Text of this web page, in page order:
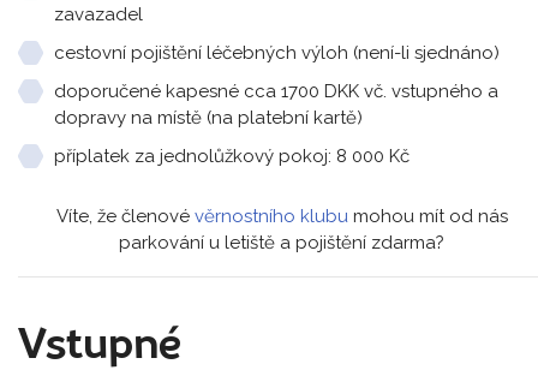
zavazadel
cestovní pojištění léčebných výloh (není-li sjednáno)
doporučené kapesné cca 1700 DKK vč. vstupného a
dopravy na místě (na platební kartě)
příplatek za jednolůžkový pokoj: 8 000 Kč
Víte, že členové věrnostního klubu mohou mít od nás
parkování u letiště a pojištění zdarma?
Vstupné